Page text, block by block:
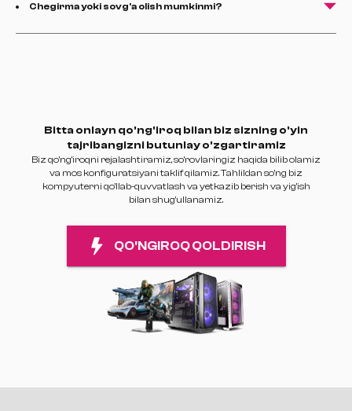
Chegirma yoki sovg'a olish mumkinmi?
Bitta onlayn qo'ng'iroq bilan biz sizning o'yin
tajribangizni butunlay o'zgartiramiz
Biz qo'ng'iroqni rejalashtiramiz, so'rovlaringiz haqida bilib olamiz
va mos konfiguratsiyani taklif qilamiz. Tahlildan so'ng biz
kompyuterni qo'llab-quvvatlash va yetkazib berish va yig'ish
bilan shug'ullanamiz.
QO'NGIROQ QOLDIRISH